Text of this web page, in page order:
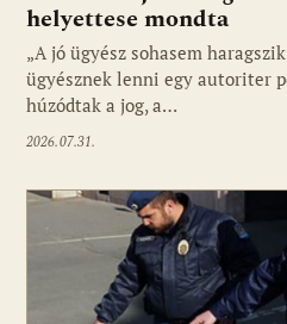
helyettese mondta
„A jó ügyész sohasem
ügyésznek lenni egy autoriter
húzódtak a jog, a…
2026.07.31.